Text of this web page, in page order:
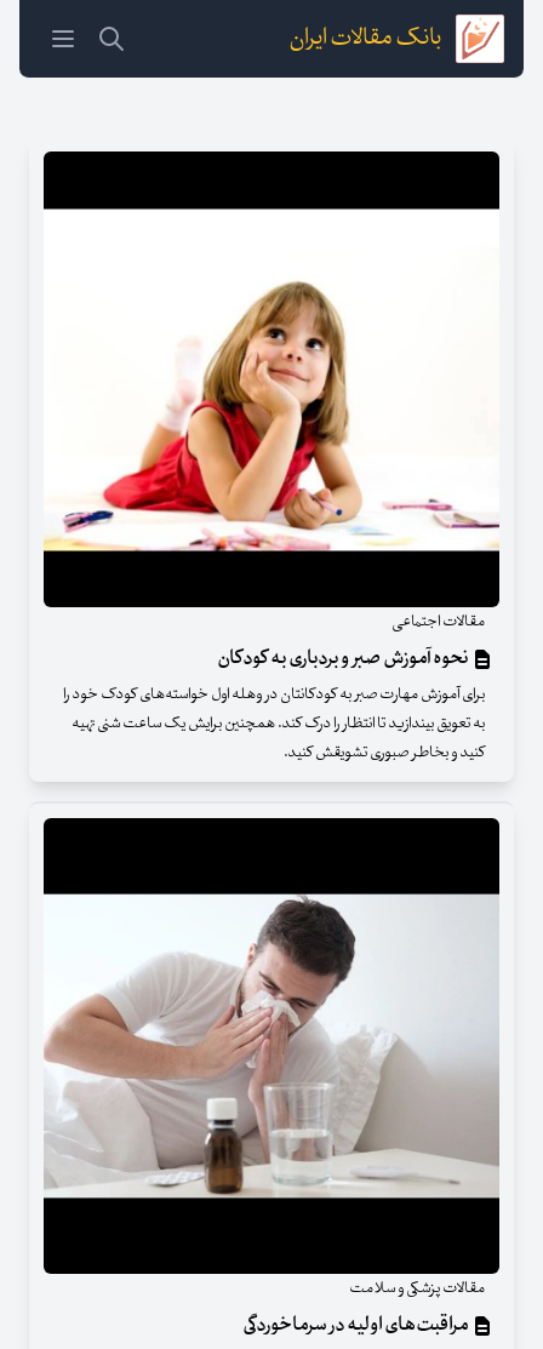
بانک مقالات ایران
مقالات اجتماعی
نحوه آموزش صبر و بردباری به کودکان
برای آموزش مهارت صبر به کودکانتان در وهله اول خواسته‌های کودک خود را
به تعویق بیندازید تا انتظار را درک کند. همچنین برایش یک ساعت شنی تهیه
کنید و بخاطر صبوری تشویقش کنید.
مقالات پزشکی و سلامت
مراقبت‌های اولیه در سرماخوردگی